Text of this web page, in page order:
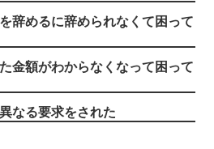
辞めるに辞められなくて困って
金額がわからなくなって困って
なる要求をされた